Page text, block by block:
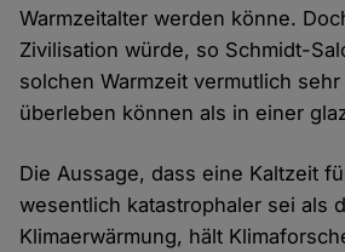
Warmzeitalter werden könne.
Zivilisation würde, so Schmidt-
solchen Warmzeit vermutlich
überleben können als in einer
Die Aussage, dass eine Kaltzeit
wesentlich katastrophaler sei als
Klimaerwärmung, hält